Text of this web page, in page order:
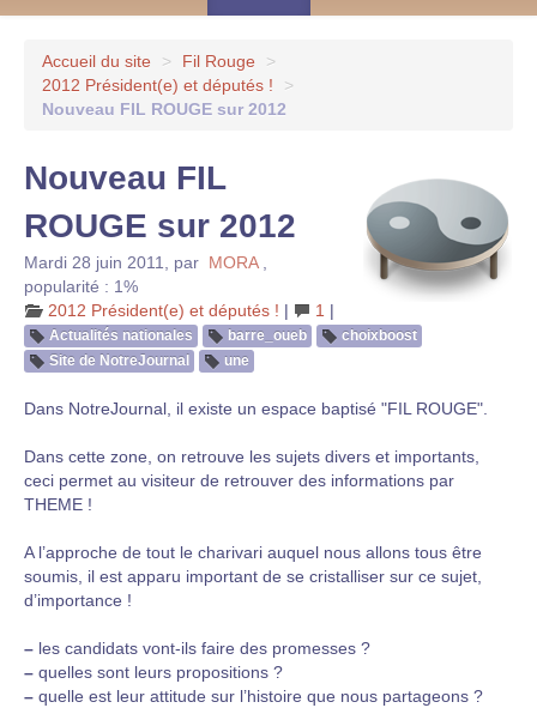
Accueil du site > Fil Rouge
>
2012 Président(e) et députés !
>
Nouveau FIL ROUGE sur 2012
Nouveau FIL
ROUGE sur 2012
Mardi 28 juin 2011 par MORA
popularité : 1%
2012 Président(e) et députés ! | 1 |
Actualités nationales barre_oueb
choixboost
Site de NotreJournal
une
Dans NotreJournal, il existe un espace baptisé "FIL ROUGE".
Dans cette zone, on retrouve les sujets divers et importants,
ceci permet au visiteur de retrouver des informations par
THEME !
A l’approche de tout le charivari auquel nous allons tous être
soumis, il est apparu important de se cristalliser sur ce sujet,
d’importance !
– les candidats vont-ils faire des promesses ?
– quelles sont leurs propositions ?
– quelle est leur attitude sur l’histoire que nous partageons ?